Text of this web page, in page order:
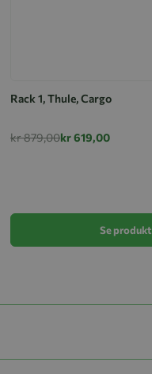
Rack 1, Thule, Cargo
kr 879,00kr 619,00
Se produkt